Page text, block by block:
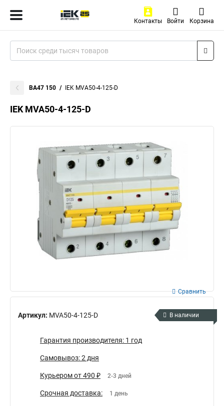
Контакты Войти Корзина
ВА47 150 IEK MVA50-4-125-D
IEK MVA50-4-125-D
Артикул: MVA50-4-125-D
Сравнить
В наличии
Гарантия производителя: 1 год
Самовывоз: 2 дня
Курьером от 490 ₽ 2-3 дней
Срочная доставка: 1 день